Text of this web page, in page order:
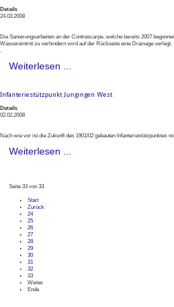
Details
24.03.2008
Die Sanierungsarbeiten an der Contrescarpe, welche bereits 2007
Wassereintritt zu verhindern wird auf der Rückseite eine Drainage verlegt.
.
Weiterlesen ...
Infanteriestützpunkt Jungingen West
Details
02.02.2008
Nach wie vor ist die Zukunft des 1901/02 gebauten
Weiterlesen ...
Seite 33 von 33
Start
Zurück
24
25
26
27
28
29
30
31
32
33
Weiter
Ende